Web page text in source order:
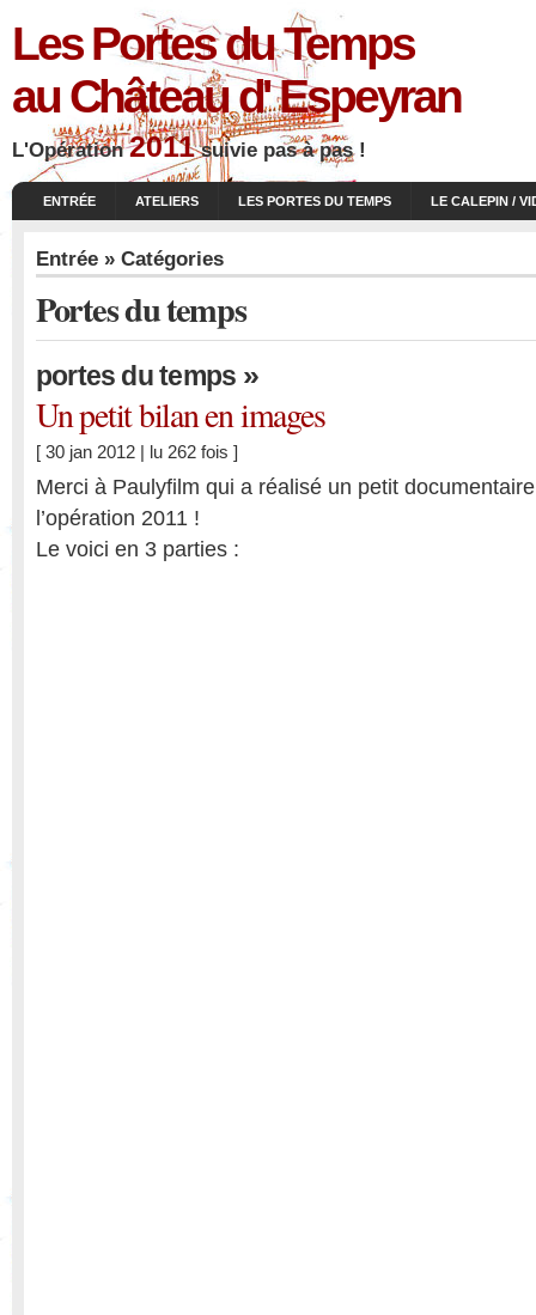
Les Portes du Temps
au Château d' Espeyran
L'Opération2011suivie pas à pas !
ENTRÉE ATELIERS LES PORTES DU TEMPS LE CALEPIN /
Entrée » Catégories
Portes du temps
portes du temps »
Un petit bilan en images
[ 30 jan 2012 | lu 262 fois ]
Merci à Paulyfilm qui a réalisé un petit
l’opération 2011 !
Le voici en 3 parties :